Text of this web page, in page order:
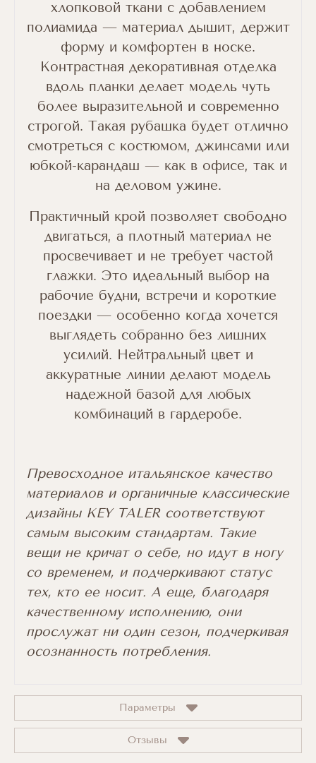
хлопковой ткани с добавлением
полиамида — материал дышит, держит
форму и комфортен в носке.
Контрастная декоративная отделка
вдоль планки делает модель чуть
более выразительной и современно
строгой. Такая рубашка будет отлично
смотреться с костюмом, джинсами или
юбкой-карандаш — как в офисе, так и
на деловом ужине.
Практичный крой позволяет свободно
двигаться, а плотный материал не
просвечивает и не требует частой
глажки. Это идеальный выбор на
рабочие будни, встречи и короткие
поездки — особенно когда хочется
выглядеть собранно без лишних
усилий. Нейтральный цвет и
аккуратные линии делают модель
надежной базой для любых
комбинаций в гардеробе.
Превосходное итальянское качество
материалов и органичные классические
дизайны KEY TALER соответствуют
самым высоким стандартам. Такие
вещи не кричат о себе, но идут в ногу
со временем, и подчеркивают статус
тех, кто ее носит. А еще, благодаря
качественному исполнению, они
прослужат ни один сезон, подчеркивая
осознанность потребления.
Параметры
Отзывы